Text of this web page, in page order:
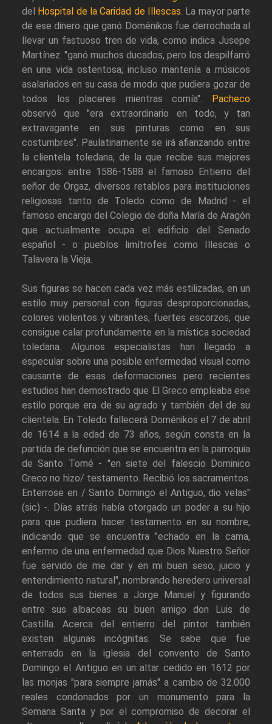
del Hospital de la Caridad de Illescas. La mayor parte
de ese dinero que ganó Doménikos fue derrochada al
llevar un fastuoso tren de vida, como indica Jusepe
Martínez: "ganó muchos ducados, pero los despilfarró
en una vida ostentosa; incluso mantenía a músicos
asalariados en su casa de modo que pudiera gozar de
todos los placeres mientras comía". Pacheco
observó que "era extraordinario en todo, y tan
extravagante en sus pinturas como en sus
costumbres". Paulatinamente se irá afianzando entre
la clientela toledana, de la que recibe sus mejores
encargos: entre 1586-1588 el famoso Entierro del
señor de Orgaz, diversos retablos para instituciones
religiosas tanto de Toledo como de Madrid - el
famoso encargo del Colegio de doña María de Aragón
que actualmente ocupa el edificio del Senado
español - o pueblos limítrofes como Illescas o
Talavera la Vieja.
Sus figuras se hacen cada vez más estilizadas, en un
estilo muy personal con figuras desproporcionadas,
colores violentos y vibrantes, fuertes escorzos, que
consigue calar profundamente en la mística sociedad
toledana. Algunos especialistas han llegado a
especular sobre una posible enfermedad visual como
causante de esas deformaciones pero recientes
estudios han demostrado que El Greco empleaba ese
estilo porque era de su agrado y también del de su
clientela. En Toledo fallecerá Doménikos el 7 de abril
de 1614 a la edad de 73 años, según consta en la
partida de defunción que se encuentra en la parroquia
de Santo Tomé - "en siete del falescio Dominico
Greco no hizo/ testamento. Recibió los sacramentos.
Enterrose en / Santo Domingo el Antiguo, dio velas"
(sic) -. Días atrás había otorgado un poder a su hijo
para que pudiera hacer testamento en su nombre,
indicando que se encuentra "echado en la cama,
enfermo de una enfermedad que Dios Nuestro Señor
fue servido de me dar y en mi buen seso, juicio y
entendimiento natural", nombrando heredero universal
de todos sus bienes a Jorge Manuel y figurando
entre sus albaceas su buen amigo don Luis de
Castilla. Acerca del entierro del pintor también
existen algunas incógnitas. Se sabe que fue
enterrado en la iglesia del convento de Santo
Domingo el Antiguo en un altar cedido en 1612 por
las monjas "para siempre jamás" a cambio de 32.000
reales condonados por un monumento para la
Semana Santa y por el compromiso de decorar el